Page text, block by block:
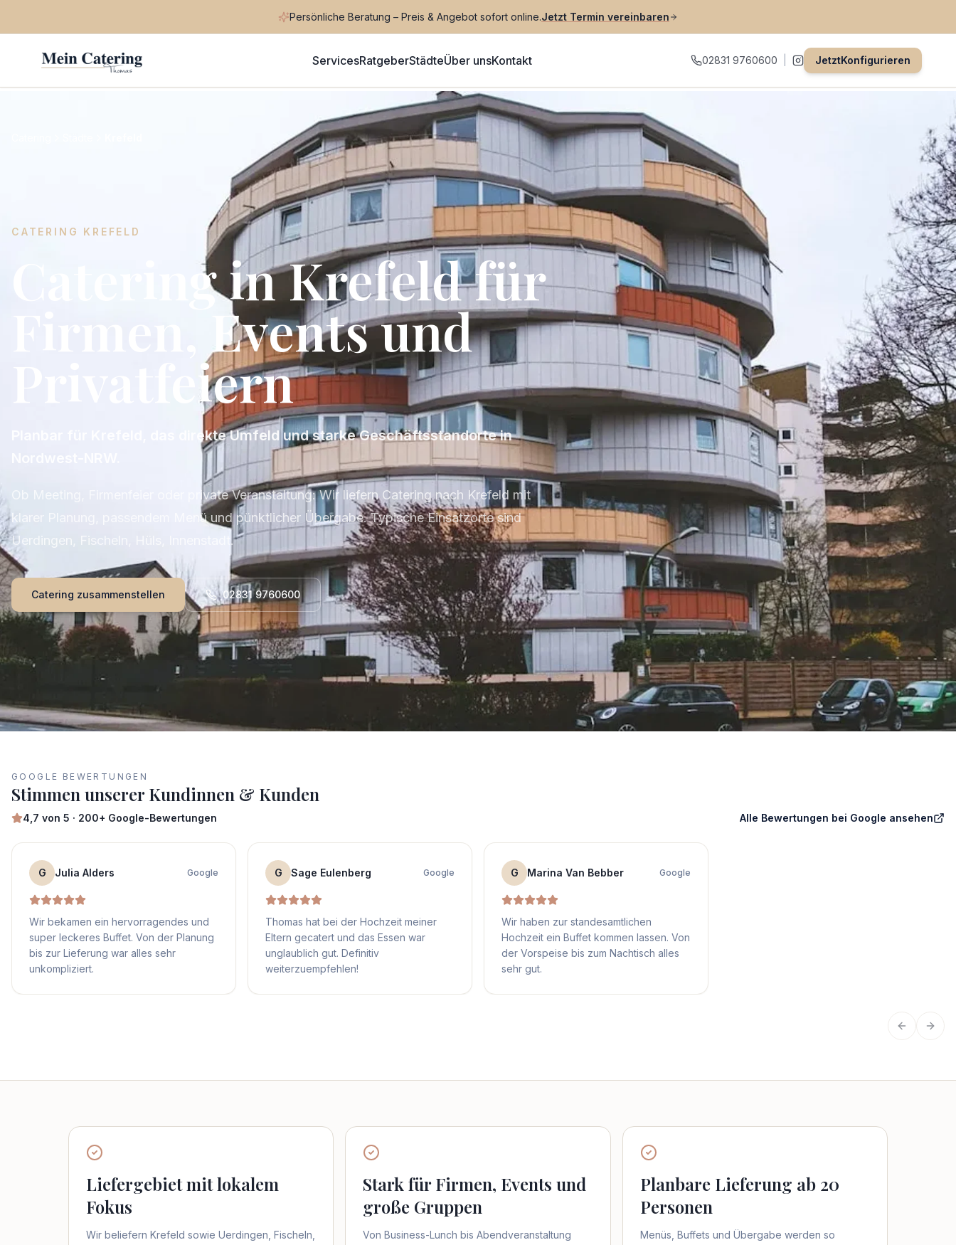
Persönliche Beratung – Preis & Angebot sofort online.Jetzt Termin vereinbaren
ServicesRatgeberStädteÜber unsKontakt 02831 9760600 JetztKonfigurieren
CATERING KREFELD
Catering in Krefeld für
Firmen, Events und
Privatfeiern
Planbar für Krefeld, das direkte Umfeld und starke Geschäftsstandorte in
Ob Meeting, Firmenfeier oder private Veranstaltung: Wir liefern Catering nach Krefeld mit
klarer Planung, passendem Menü und pünktlicher Übergabe. Typische Einsatzorte sind
Uerdingen, Fischeln, Hüls, Innenstadt.
Catering zusammenstellen 02831 9760600
GOOGLE BEWERTUNGEN
Stimmen unserer Kundinnen & Kunden
4,7 von 5 · 200+ Google-Bewertungen Alle Bewertungen bei Google ansehen
G Julia Alders Google
Wir bekamen ein hervorragendes und
super leckeres Buffet. Von der Planung
bis zur Lieferung war alles sehr
unkompliziert.
G Sage Eulenberg Google
Thomas hat bei der Hochzeit meiner
Eltern gecatert und das Essen war
unglaublich gut. Definitiv
weiterzuempfehlen!
G Marina Van Bebber Google
Wir haben zur standesamtlichen
Hochzeit ein Buffet kommen lassen. Von
der Vorspeise bis zum Nachtisch alles
sehr gut.
Vorherige
Liefergebiet mit lokalem
Fokus
Wir beliefern Krefeld sowie Uerdingen, Fischeln,
Stark für Firmen, Events und
große Gruppen
Von Business-Lunch bis Abendveranstaltung
Planbare Lieferung ab 20
Personen
Menüs, Buffets und Übergabe werden so